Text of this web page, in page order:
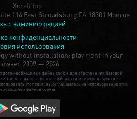
Xcraft Inc
116 East Stroudsburg PA 18301 Monroe
с администрацией
конфиденциальности
использования
without installation: play right in your
2009 — 2526
необходимые файлы cookie для обеспечения базовой
Личные данные не отслеживаются и не используются в
этот сайт, вы соглашаетесь на использование этих
файлов cookie.